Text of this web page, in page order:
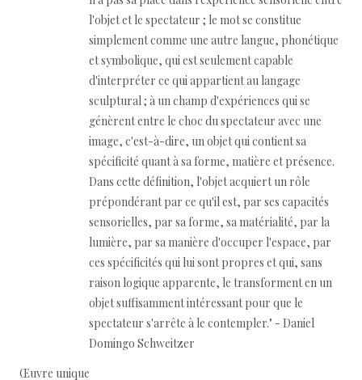
l'objet et le spectateur ; le mot se constitue
simplement comme une autre langue, phonétique
et symbolique, qui est seulement capable
d'interpréter ce qui appartient au langage
sculptural ; à un champ d'expériences qui se
génèrent entre le choc du spectateur avec une
image, c'est-à-dire, un objet qui contient sa
spécificité quant à sa forme, matière et présence.
Dans cette définition, l'objet acquiert un rôle
prépondérant par ce qu'il est, par ses capacités
sensorielles, par sa forme, sa matérialité, par la
lumière, par sa manière d'occuper l'espace, par
ces spécificités qui lui sont propres et qui, sans
raison logique apparente, le transforment en un
objet suffisamment intéressant pour que le
spectateur s'arrête à le contempler." - Daniel
Domingo Schweitzer
Œuvre unique